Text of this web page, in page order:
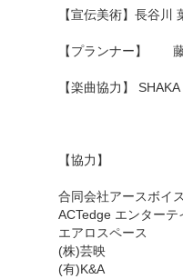
【宣伝美術】長谷川
【プランナー】
【楽曲協力】
【協力】
合同会社アースボイ
ACTedge エンターテ
エアロスペース
(株)芸映
(有)K&A